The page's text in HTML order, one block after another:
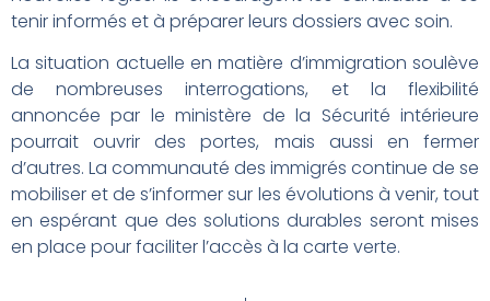
tenir informés et à préparer leurs dossiers avec soin.
La situation actuelle en matière d’immigration soulève
de nombreuses interrogations, et la flexibilité
annoncée par le ministère de la Sécurité intérieure
pourrait ouvrir des portes, mais aussi en fermer
d’autres. La communauté des immigrés continue de se
mobiliser et de s’informer sur les évolutions à venir, tout
en espérant que des solutions durables seront mises
en place pour faciliter l’accès à la carte verte.